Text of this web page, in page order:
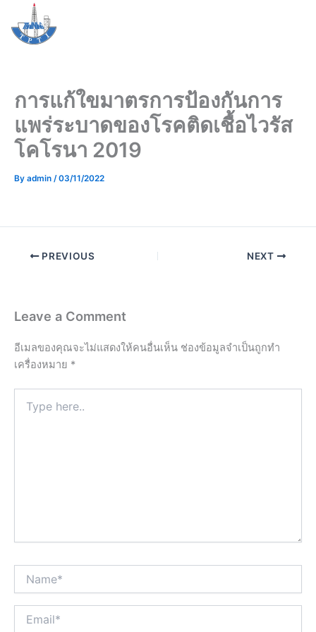
content
การแก้ใขมาตรการป้องกันการ
แพร่ระบาดของโรคติดเชื้อไวรัส
โคโรนา 2019
By admin /03/11/2022
PREVIOUS NEXT
Leave a Comment
อีเมลของคุณจะไม่แสดงให้คนอื่นเห็น ช่องข้อมูลจำเป็นถูกทำ
เครื่องหมาย *
here..